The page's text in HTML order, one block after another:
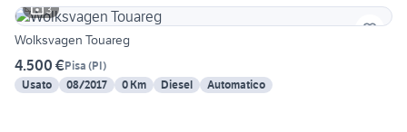
3
Wolksvagen Touareg
4.500 €Pisa (PI)
Usato
08/2017 0 Km Diesel Automatico